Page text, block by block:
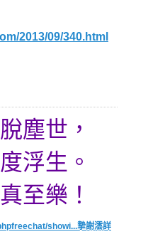
2013/09/340.html
塵世，
浮生。
至樂！
showi...摯謝澐詳